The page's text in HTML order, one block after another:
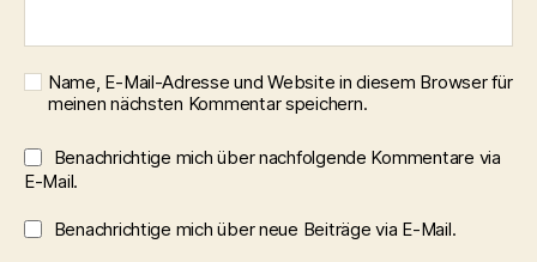
Name, E-Mail-Adresse und Website in diesem Browser für
meinen nächsten Kommentar speichern.
Benachrichtige mich über nachfolgende Kommentare via
E-Mail.
Benachrichtige mich über neue Beiträge via E-Mail.